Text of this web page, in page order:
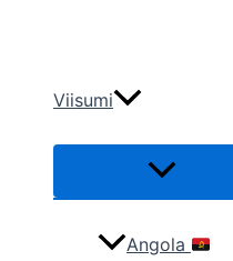
Viisumi
Valikon
Angola